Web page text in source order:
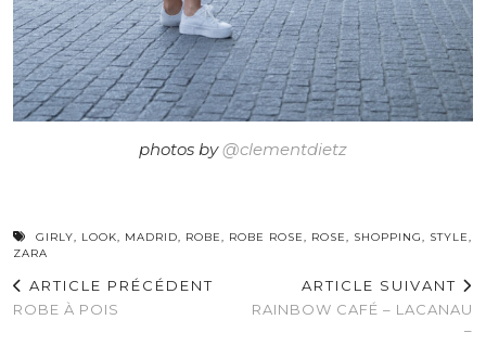
photos by@clementdietz
GIRLY, LOOK, MADRID, ROBE, ROBE ROSE, ROSE, SHOPPING, STYLE,
ZARA
ARTICLE PRÉCÉDENT
ROBE À POIS
ARTICLE SUIVANT
RAINBOW CAFÉ – LACANAU
–